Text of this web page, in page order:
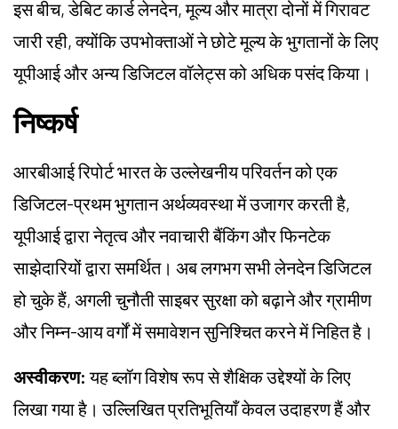
इस बीच, डेबिट कार्ड लेनदेन, मूल्य और मात्रा दोनों में गिरावट
जारी रही, क्योंकि उपभोक्ताओं ने छोटे मूल्य के भुगतानों के लिए
यूपीआई और अन्य डिजिटल वॉलेट्स को अधिक पसंद किया।
निष्कर्ष
आरबीआई रिपोर्ट भारत के उल्लेखनीय परिवर्तन को एक
डिजिटल-प्रथम भुगतान अर्थव्यवस्था में उजागर करती है,
यूपीआई द्वारा नेतृत्व और नवाचारी बैंकिंग और फिनटेक
साझेदारियों द्वारा समर्थित। अब लगभग सभी लेनदेन डिजिटल
हो चुके हैं, अगली चुनौती साइबर सुरक्षा को बढ़ाने और ग्रामीण
और निम्न-आय वर्गों में समावेशन सुनिश्चित करने में निहित है।
अस्वीकरण: यह ब्लॉग विशेष रूप से शैक्षिक उद्देश्यों के लिए
लिखा गया है। उल्लिखित प्रतिभूतियाँ केवल उदाहरण हैं और